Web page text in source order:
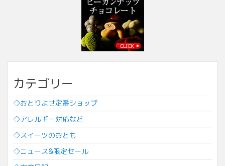
カテゴリー
◇おとりよせ定番ショップ
◇アレルギー対応など
◇スイーツのおとも
◇ニュース&限定セール